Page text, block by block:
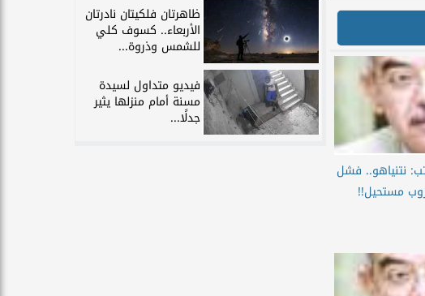
نتنياهو.. فشل
مستحيل!!
ظاهرتان فلكيتان نادرتان
الأربعاء.. كسوف كلي
للشمس وذروة...
فيديو متداول لسيدة
مسنة أمام منزلها يثير
جدلًا...